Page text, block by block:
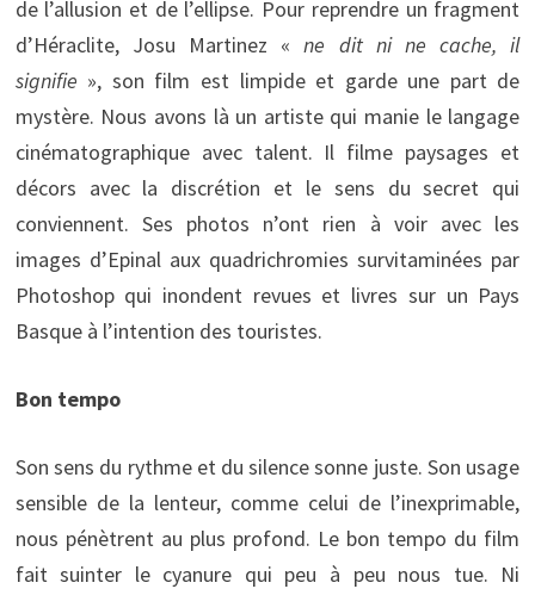
de l’allusion et de l’ellipse. Pour reprendre un fragment
d’Héraclite, Josu Martinez «ne dit ni ne cache, il
signifie », son film est limpide et garde une part de
mystère. Nous avons là un artiste qui manie le langage
cinématographique avec talent. Il filme paysages et
décors avec la discrétion et le sens du secret qui
conviennent. Ses photos n’ont rien à voir avec les
images d’Epinal aux quadrichromies survitaminées par
Photoshop qui inondent revues et livres sur un Pays
Basque à l’intention des touristes.
Bon tempo
Son sens du rythme et du silence sonne juste. Son usage
sensible de la lenteur, comme celui de l’inexprimable,
nous pénètrent au plus profond. Le bon tempo du film
fait suinter le cyanure qui peu à peu nous tue. Ni